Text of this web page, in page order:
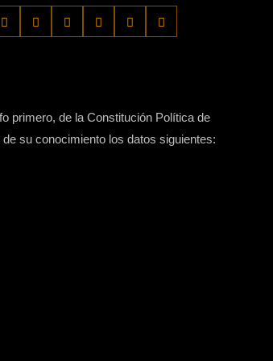
primero, de la Constitución Política de
su conocimiento los datos siguientes: